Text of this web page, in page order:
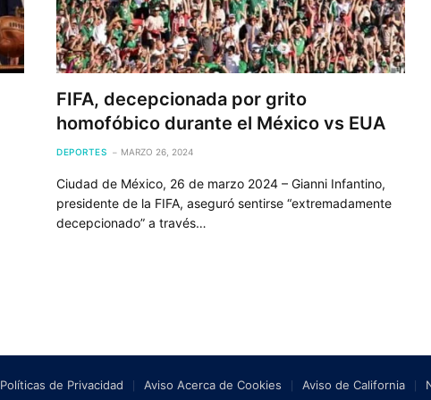
FIFA, decepcionada por grito
homofóbico durante el México vs EUA
DEPORTES MARZO 26, 2024
Ciudad de México, 26 de marzo 2024 – Gianni Infantino,
presidente de la FIFA, aseguró sentirse “extremadamente
decepcionado” a través…
Políticas de Privacidad Aviso Acerca de Cookies Aviso de California